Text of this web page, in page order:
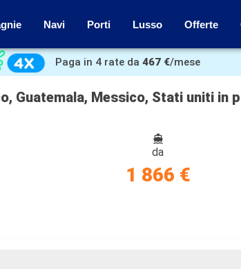
Navi Porti Lusso Offerte
Paga in 4 rate da 467 €/mese
Guatemala, Messico, Stati uniti in
da
1 866 €